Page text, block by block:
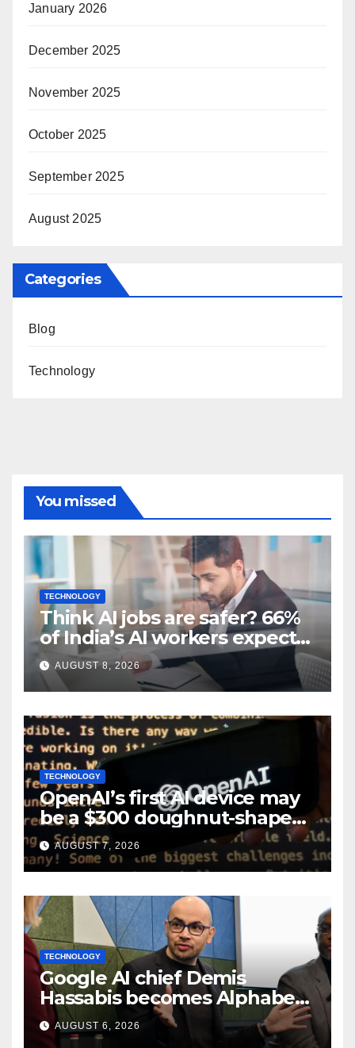
January 2026
December 2025
November 2025
October 2025
September 2025
August 2025
Categories
Blog
Technology
You missed
TECHNOLOGY
Think AI jobs are safer? 66%
of India’s AI workers expect
layoffs
AUGUST 8, 2026
TECHNOLOGY
OpenAI’s first AI device may
be a $300 doughnut-shaped
smart speaker: Report
AUGUST 7, 2026
TECHNOLOGY
Google AI chief Demis
Hassabis becomes Alphabet
chief scientist in leadership
shakeup
AUGUST 6, 2026